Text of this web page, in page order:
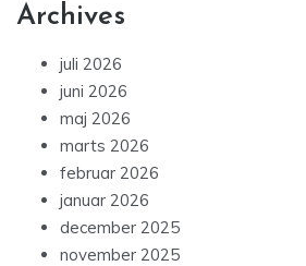
Archives
juli 2026
juni 2026
maj 2026
marts 2026
februar 2026
januar 2026
december 2025
november 2025